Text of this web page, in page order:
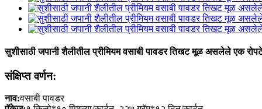
सुशीसाठी जपानी शैलीतील प्रीमियम वसाबी पावडर तिखट मूळ असलेले एक
संक्षिप्त वर्णन:
नाव:वसाबी पावडर